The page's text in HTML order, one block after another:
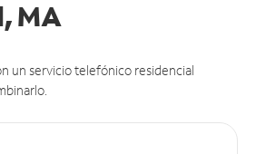
MA
un servicio telefónico residencial